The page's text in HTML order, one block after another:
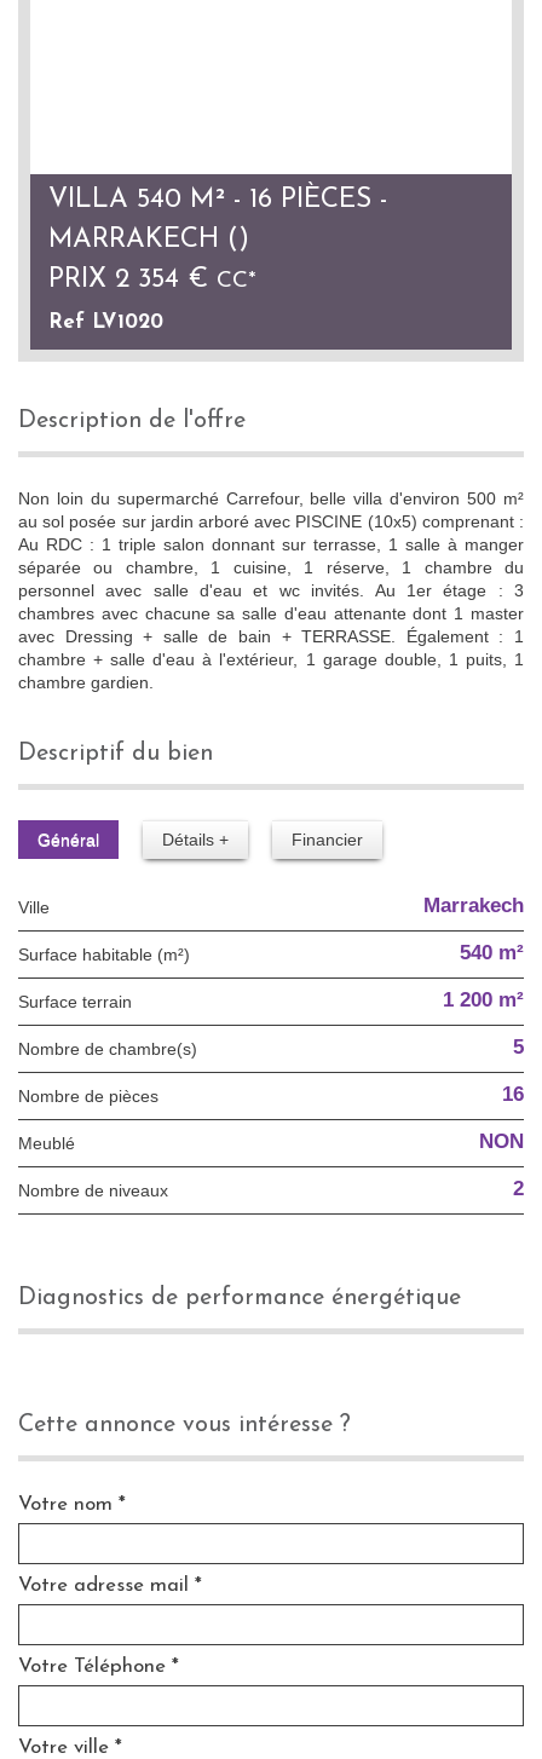
VILLA 540 M² - 16 PIÈCES -
MARRAKECH ()
PRIX 2 354 € CC*
Ref LV1020
description de l'offre
Non loin du supermarché Carrefour, belle villa d'environ 500 m²
au sol posée sur jardin arboré avec PISCINE (10x5) comprenant :
Au RDC : 1 triple salon donnant sur terrasse, 1 salle à manger
séparée ou chambre, 1 cuisine, 1 réserve, 1 chambre du
personnel avec salle d'eau et wc invités. Au 1er étage : 3
chambres avec chacune sa salle d'eau attenante dont 1 master
avec Dressing + salle de bain + TERRASSE. Également : 1
chambre + salle d'eau à l'extérieur, 1 garage double, 1 puits, 1
chambre gardien.
descriptif du bien
Général Détails + Financier
Ville Marrakech
Surface habitable (m²) 540 m²
surface terrain 1 200 m²
Nombre de chambre(s) 5
Nombre de pièces 16
Meublé NON
Nombre de niveaux 2
diagnostics de performance énergétique
cette annonce vous intéresse ?
Votre nom *
Votre adresse mail *
Votre Téléphone *
Votre ville *